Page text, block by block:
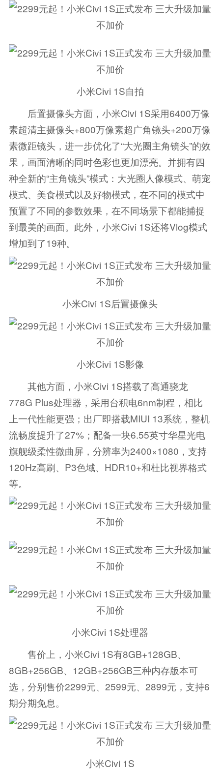
小米Civi 1S自拍
后置摄像头方面，小米Civi 1S采用6400万像
素超清主摄像头+800万像素超广角镜头+200万像
素微距镜头，进一步优化了“大光圈主角镜头”的效
果，画面清晰的同时色彩也更加漂亮。并拥有四
种全新的“主角镜头”模式：大光圈人像模式、萌宠
模式、美食模式以及好物模式，在不同的模式中
预置了不同的参数效果，在不同场景下都能捕捉
到最美的画面。此外，小米Civi 1S还将Vlog模式
增加到了19种。
小米Civi 1S后置摄像头
小米Civi 1S影像
其他方面，小米Civi 1S搭载了高通骁龙
778G Plus处理器，采用台积电6nm制程，相比
上一代性能更强；出厂即搭载MIUI 13系统，整机
流畅度提升了27%；配备一块6.55英寸华星光电
旗舰级柔性微曲屏，分辨率为2400×1080，支持
120Hz高刷、P3色域、HDR10+和杜比视界格式
等。
小米Civi 1S处理器
售价上，小米Civi 1S有8GB+128GB、
8GB+256GB、12GB+256GB三种内存版本可
选，分别售价2299元、2599元、2899元，支持6
期分期免息。
小米Civi 1S